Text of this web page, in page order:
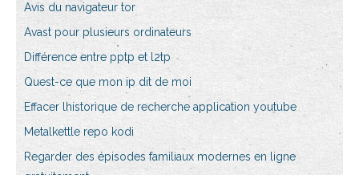
Avis du navigateur tor
Avast pour plusieurs ordinateurs
Différence entre pptp et l2tp
Quest-ce que mon ip dit de moi
Effacer lhistorique de recherche application youtube
Metalkettle repo kodi
Regarder des épisodes familiaux modernes en ligne